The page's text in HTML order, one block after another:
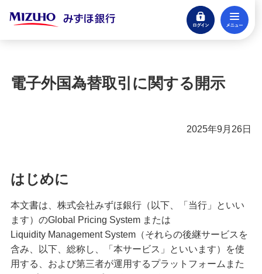
ログイン
閉じる
口座開設
ローン
貯める・増やす
預金・NISA・資産運用
備える
電子外国為替取引に関する開示
2025年9月26日
はじめに
本文書は、株式会社みずほ銀行（以下、「当行」といい
ます）のGlobal Pricing System または
Liquidity Management System（それらの後継サービスを
含み、以下、総称し、「本サービス」といいます）を使
用する、および第三者が運用するプラットフォームまた